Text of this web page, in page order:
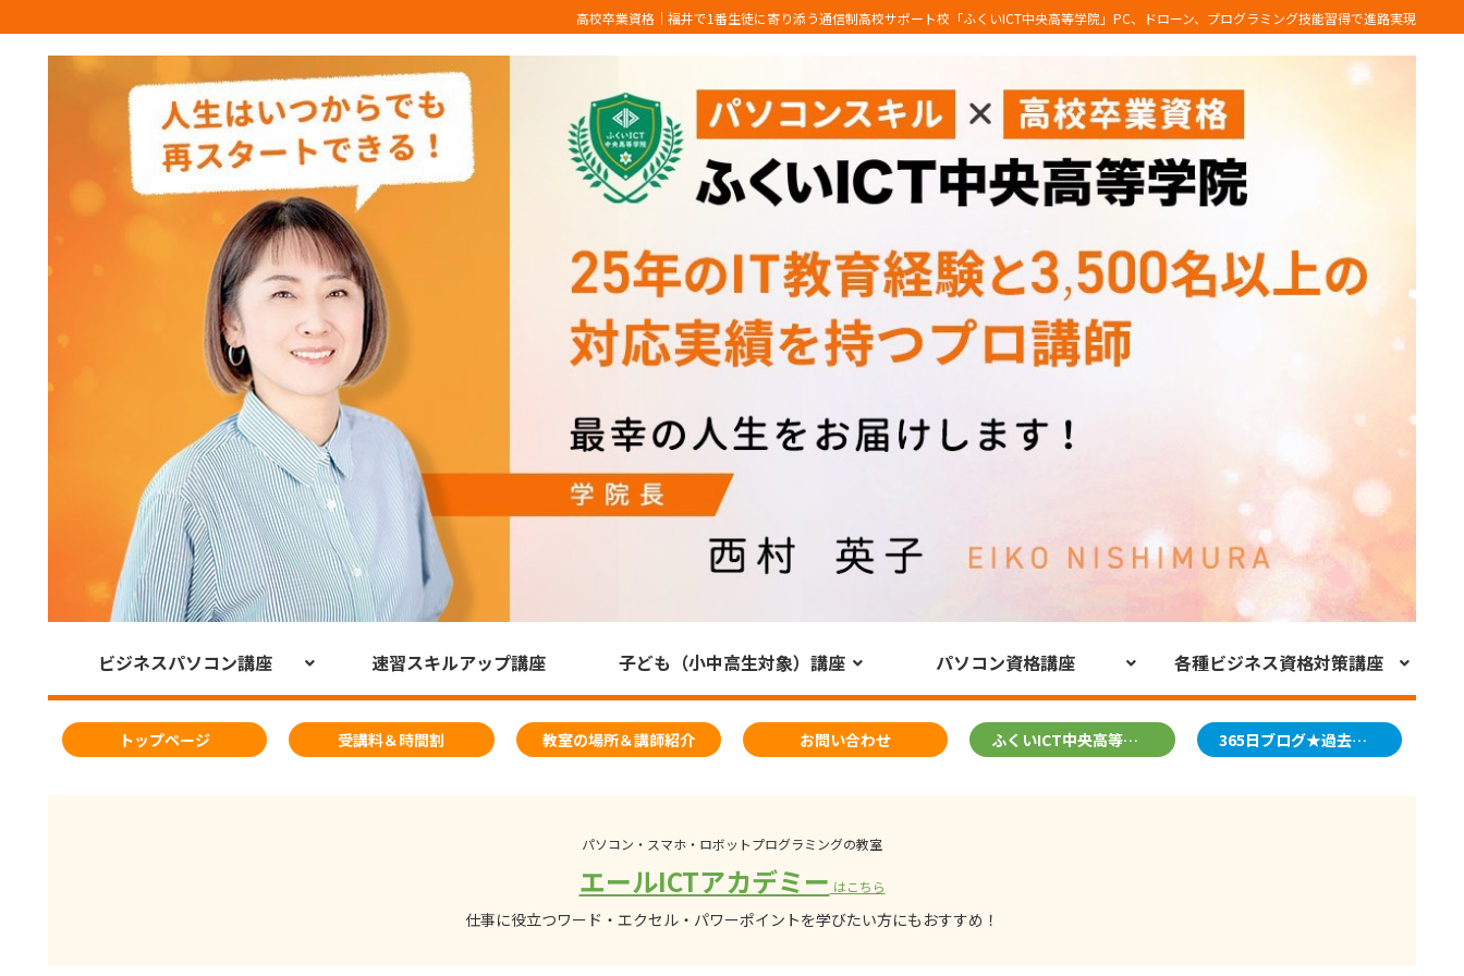
高校卒業資格｜福井で1番生徒に寄り添う通信制高校サポート校「ふくいICT中央高等学院」PC、ドローン、プログラミング技能習得で進路実現
ビジネスパソコン講座 速習スキルアップ講座 子ども（小中高生対象）講座 パソコン資格講座 各種ビジネス資格対策講座
トップページ 受講料＆時間割 教室の場所＆講師紹介 お問い合わせ ふくいICT中央高等学院 365日ブログ★過去のブログ
パソコン・スマホ・ロボットプログラミングの教室
エールICTアカデミー はこちら
仕事に役立つワード・エクセル・パワーポイントを学びたい方にもおすすめ！